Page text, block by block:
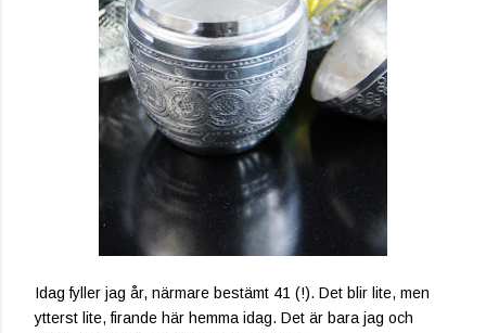
Idag fyller jag år, närmare bestämt 41 (!). Det blir lite, men
ytterst lite, firande här hemma idag. Det är bara jag och